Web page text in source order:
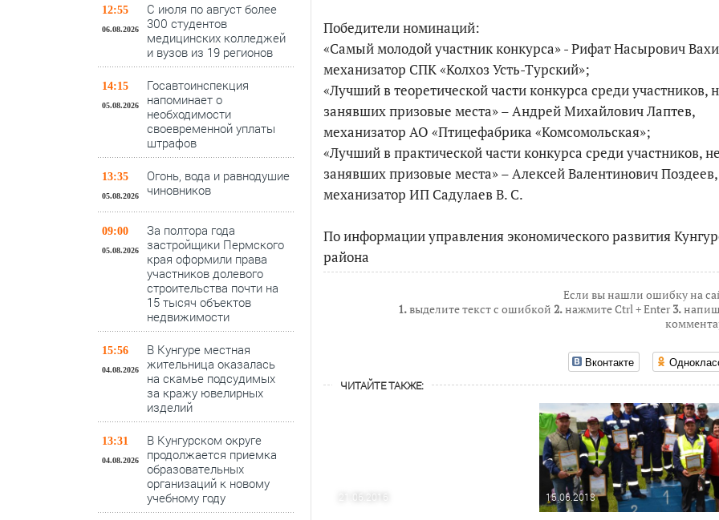
12:55
06.08.2026
С июля по август более
300 студентов
медицинских колледжей
и вузов из 19 регионов
14:15
05.08.2026
Госавтоинспекция
напоминает о
необходимости
своевременной уплаты
штрафов
13:35
05.08.2026
Огонь, вода и равнодушие
чиновников
09:00
05.08.2026
За полтора года
застройщики Пермского
края оформили права
участников долевого
строительства почти на
15 тысяч объектов
недвижимости
15:56
04.08.2026
В Кунгуре местная
жительница оказалась
на скамье подсудимых
за кражу ювелирных
изделий
13:31
04.08.2026
В Кунгурском округе
продолжается приемка
образовательных
организаций к новому
учебному году
Победители номинаций:
«Самый молодой участник конкурса» - Рифат Насырович
механизатор СПК «Колхоз Усть-Турский»;
«Лучший в теоретической части конкурса среди участников,
занявших призовые места» – Андрей Михайлович Лаптев,
механизатор АО «Птицефабрика «Комсомольская»;
«Лучший в практической части конкурса среди участников, не
занявших призовые места» – Алексей Валентинович Поздеев,
механизатор ИП Садулаев В. С.
По информации управления экономического развития
района
Если вы нашли ошибку на
1.выделите текст с ошибкой 2.нажмите Ctrl + Enter3.
Вконтакте
ЧИТАЙТЕ ТАКЖЕ:
21.06.2016 15.06.2018